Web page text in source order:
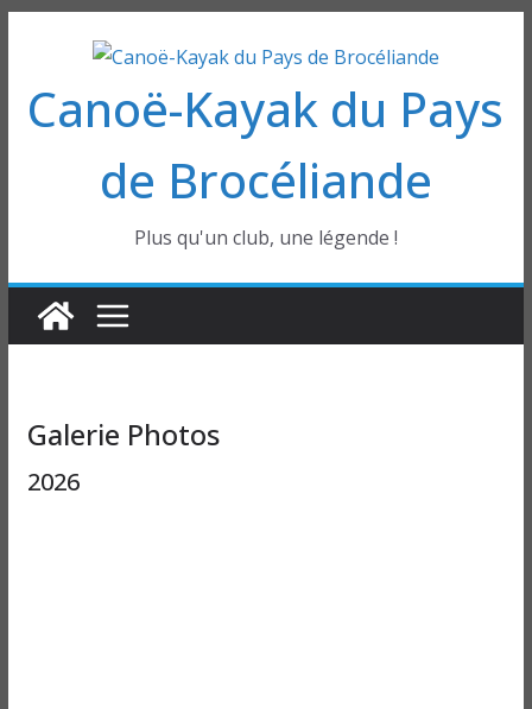
contenu
Canoë-Kayak du Pays
de Brocéliande
Plus qu'un club, une légende !
Galerie Photos
2026